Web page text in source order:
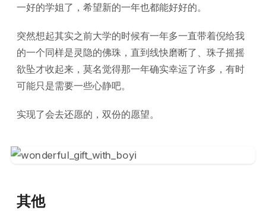
一好的学姐了，希望新的一年也都能好好的。
突然想起其实之前大学的时候有一年多一直带着倪给我
的一个同样是灵隐的佛珠，直到线快磨断了、珠子摇摇
欲坠才收起来，莫名觉得那一年确实幸运了许多，有时
可能只是需要一些心静吧。
实现了会去还愿的，双份的愿望。
其他